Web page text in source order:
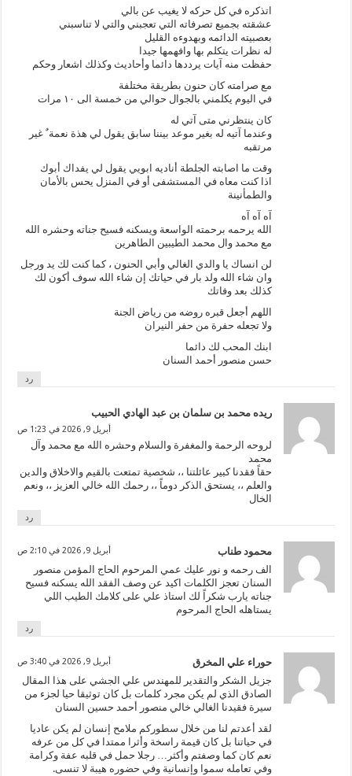
اتذكره في كل حركه لا يغيب عن بالي
عشقته بجميع تصرفاته التي تعجبني والتي لا تناسبني
بعصبيته الدائمه وبهدوءه القليل
له نظرات يتكلم بها وافهمها جيدا
حفظت منه آيات يرددها دائما وأحاديث وكذلك اشعار وحكم
مع صرامته كان حنون بطريقة مختلفة
في اليوم يكلمني بالجوال حوالي من خمسة الى ١٠ مرات
كان ينتظرني متى آتي له
وعندما آتيه له بغير موعد بيننا سابق يقول لي هذة نعمة ٌ غير
مرتقبه
وقت ما اصابته الجلطة أناديه ابويي يقول لي يفداك أبوك
اذا كنت معاه في المستشفى أو في المنزل يحس بالأمان
والطمأنينة
آه آه آه
الله يرحمه برحمته الواسعة ويسكنه فسيح جناته وحشره الله
مع محمد وال محمد الطيبين الطاهرين
لن انساك يا والدي الغالي وأبي الحنون ، كما كنت لك يد ورجل
وان شاء الله ولد بار في حياتك إن شاء الله سوف أكون لك
كذلك بعد وفاتك
اللهم أجعل قبره روضه من رياض الجنة
ولا تجعله حفرة من حفر النيران
ابنك المحب لك دائما
حسن منصور أحمد السنان
رد
ريده محمد بن سلمان بن عبد الهادي الحبيب
أبريل 9, 2026 في 1:23 ص
لروحه الرحمة والمغفرة والسلام وحشره الله مع محمد وآل
محمد
حقاً فقدنا كبير عائلتنا ،، شخصية تمتعت بالقيم والاخلاق والدين
والعلم ،، يستحق الذكر دوماً ،، رحمك الله خالي العزيز ،، ونعم
الخال
رد
محمود طناب أبريل 9, 2026 في 2:10 ص
الف رحمه و نور عليك عمي المرحوم الحاج المؤمن منصور
السنان تعجز الكلمات اكيد عن وصف الفقد الله يسكنه فسيح
جناته يارب شكراً لك استاذ علي على كلامك الطيب اللي
يستاهله الحاج المرحوم
رد
حوراء علي المخرق أبريل 9, 2026 في 3:40 ص
جزيل الشكر والتقدير للمهندس علي الجشي على هذا المقال
الصادق الذي لم يكن مجرد كلمات بل كان توثيقا حيا لجزء من
سيرة فقيدنا الغالي خالي منصور أحمد حسين السنان
لقد أعدتم لنا من خلال سطوركم ملامح إنسان لم يكن عاديا
في حياتنا بل كان قيمة راسخة وأثرا ممتدا في كل من عرفه
نعم كان كما وصفتم وأكثر… رجلا حمل في قلبه عفة وكرامة
وفي تعامله سموا وإنسانية وفي حضوره هيبة لا تنسى.